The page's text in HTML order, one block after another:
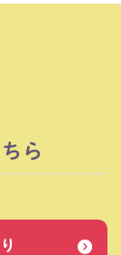
ら